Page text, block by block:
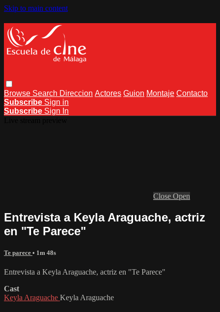
Skip to main content
Browse Search Direccion Actores Guion Montaje Contacto
Subscribe Sign in
Subscribe Sign In
Close Open
Entrevista a Keyla Araguache, actriz
en "Te Parece"
Te parece • 1m 48s
Entrevista a Keyla Araguache, actriz en "Te Parece"
Cast
Keyla Araguache Keyla Araguache